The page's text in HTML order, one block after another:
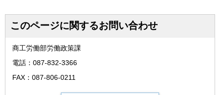
このページに関するお問い合わせ
商工労働部労働政策課
電話：087-832-3366
FAX：087-806-0211